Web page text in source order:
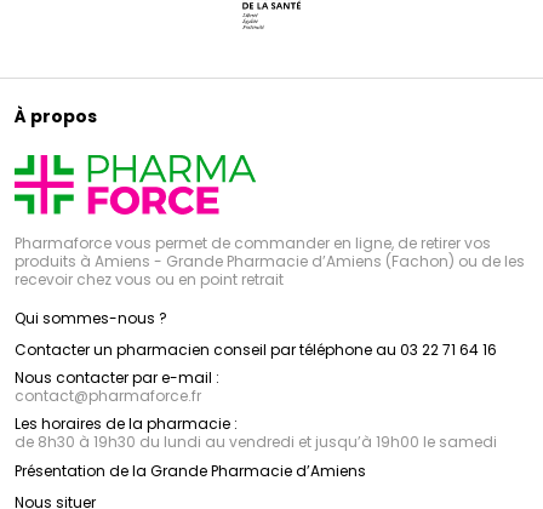
À propos
Pharmaforce vous permet de commander en ligne, de retirer vos
produits à Amiens - Grande Pharmacie d’Amiens (Fachon) ou de les
recevoir chez vous ou en point retrait
Qui sommes-nous ?
Contacter un pharmacien conseil par téléphone au 03 22 71 64 16
Nous contacter par e-mail :
contact@pharmaforce.fr
Les horaires de la pharmacie :
de 8h30 à 19h30 du lundi au vendredi et jusqu’à 19h00 le samedi
Présentation de la Grande Pharmacie d’Amiens
Nous situer